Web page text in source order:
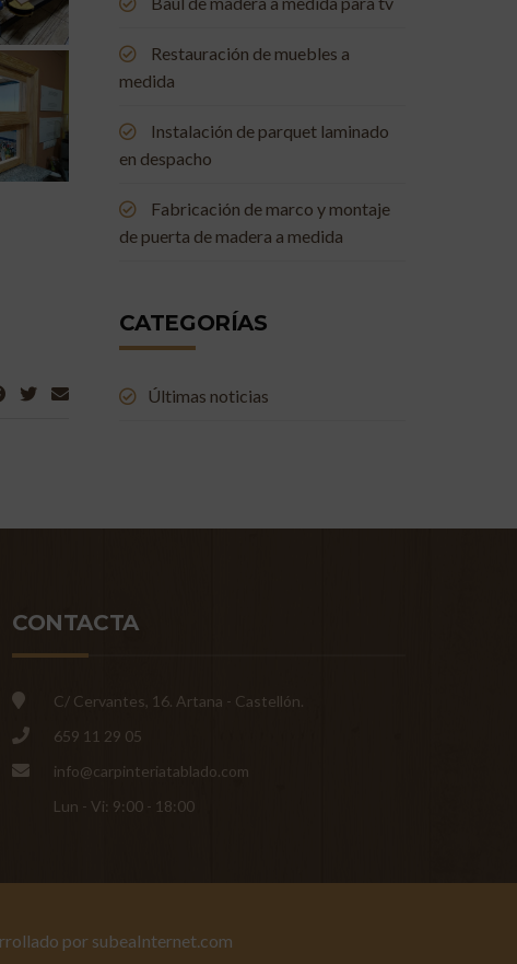
Restauración de muebles a
medida
Instalación de parquet laminado
en despacho
Fabricación de marco y montaje
de puerta de madera a medida
CATEGORÍAS
Últimas noticias
CONTACTA
C/ Cervantes, 16. Artana - Castellón.
659 11 29 05
info@carpinteriatablado.com
Lun - Vi: 9:00 - 18:00
por subeaInternet.com